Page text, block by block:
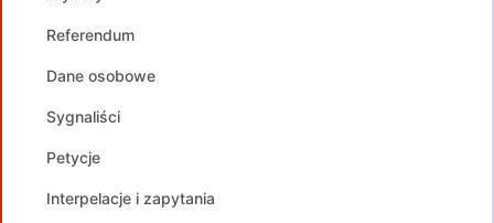
Referendum
Dane osobowe
Sygnaliści
Petycje
Interpelacje i zapytania